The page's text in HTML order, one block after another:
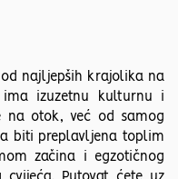
najljepših krajolika na
izuzetnu kulturnu i
na otok, već od samog
biti preplavljena toplim
začina i egzotičnog